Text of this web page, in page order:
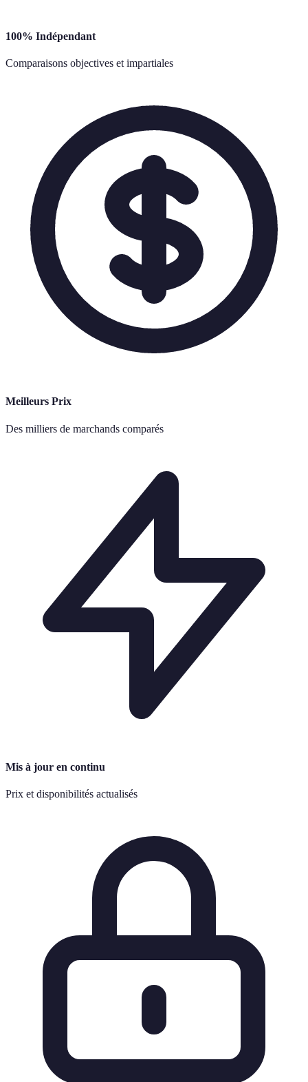
100% Indépendant
Comparaisons objectives et impartiales
Meilleurs Prix
Des milliers de marchands comparés
Mis à jour en continu
Prix et disponibilités actualisés